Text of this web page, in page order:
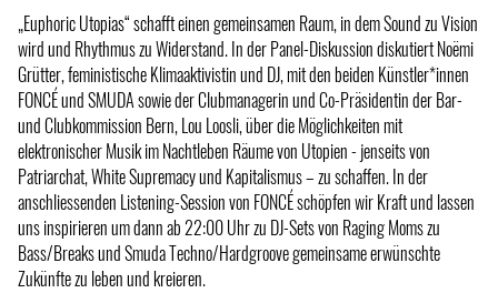
„Euphoric Utopias“ schafft einen gemeinsamen Raum, in dem Sound zu Vision
wird und Rhythmus zu Widerstand. In der Panel-Diskussion diskutiert Noëmi
Grütter, feministische Klimaaktivistin und DJ, mit den beiden Künstler*innen
FONCÉ und SMUDA sowie der Clubmanagerin und Co-Präsidentin der Bar-
und Clubkommission Bern, Lou Loosli, über die Möglichkeiten mit
elektronischer Musik im Nachtleben Räume von Utopien - jenseits von
Patriarchat, White Supremacy und Kapitalismus – zu schaffen. In der
anschliessenden Listening-Session von FONCÉ schöpfen wir Kraft und lassen
uns inspirieren um dann ab 22:00 Uhr zu DJ-Sets von Raging Moms zu
Bass/Breaks und Smuda Techno/Hardgroove gemeinsame erwünschte
Zukünfte zu leben und kreieren.